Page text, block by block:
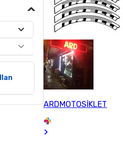
ARDMOTOSİKLET